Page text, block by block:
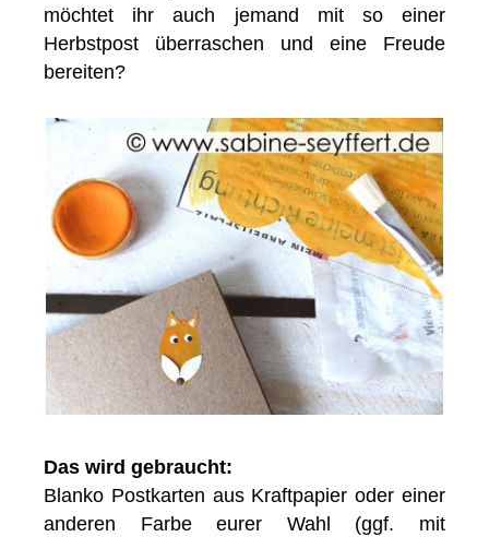
möchtet ihr auch jemand mit so einer
Herbstpost überraschen und eine Freude
bereiten?
Das wird gebraucht:
Blanko Postkarten aus Kraftpapier oder einer
anderen Farbe eurer Wahl (ggf. mit